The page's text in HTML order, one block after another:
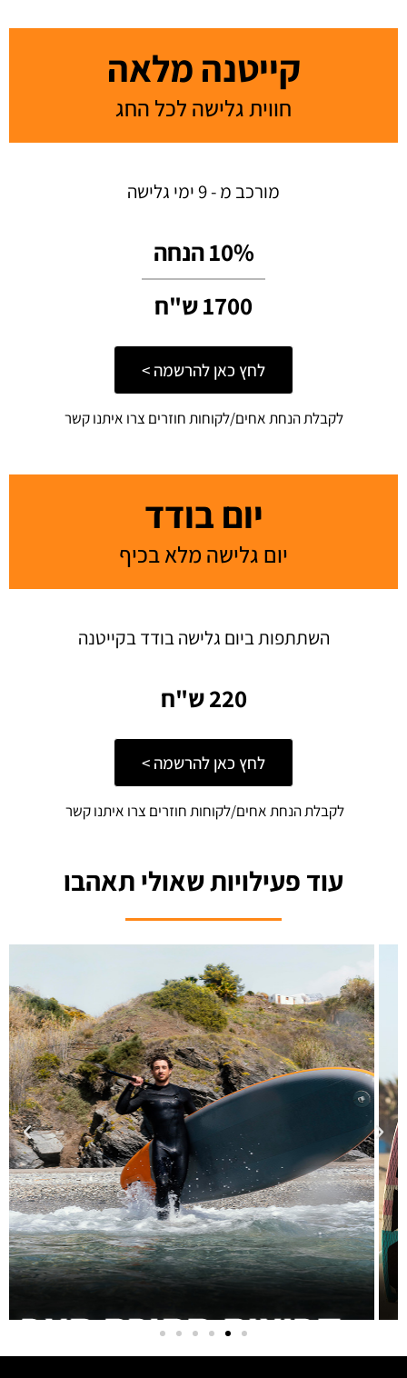
קייטנה מלאה
חווית גלישה לכל החג
מורכב מ - 9 ימי גלישה
10% הנחה​
1700 ש"ח
לחץ כאן להרשמה >
לקבלת הנחת אחים/לקוחות חוזרים צרו איתנו קשר
יום בודד
יום גלישה מלא בכיף
השתתפות ביום גלישה בודד בקייטנה
220 ש"ח
לחץ כאן להרשמה >
לקבלת הנחת אחים/לקוחות חוזרים צרו איתנו קשר ​
עוד פעילויות שאולי תאהבו